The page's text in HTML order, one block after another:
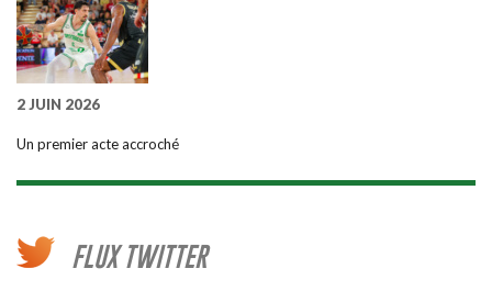
2 JUIN 2026
Un premier acte accroché
FLUX TWITTER